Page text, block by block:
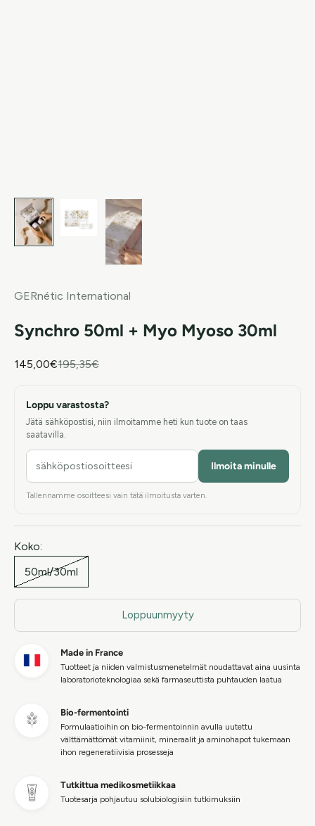
GERnétic International
Synchro 50ml + Myo Myoso 30ml
Alennushinta
145,00€Normaali hinta
195,35€
Loppu varastosta?
Jätä sähköpostisi, niin ilmoitamme heti kun tuote on taas
saatavilla.
Ilmoita minulle
Tallennamme osoitteesi vain tätä ilmoitusta varten.
Koko:
50ml/30ml
Loppuunmyyty
Made in France
Tuotteet ja niiden valmistusmenetelmät noudattavat aina uusinta
laboratorioteknologiaa sekä farmaseuttista puhtauden laatua
Bio-fermentointi
Formulaatioihin on bio-fermentoinnin avulla uutettu
välttämättömät vitamiinit, mineraalit ja aminohapot tukemaan
ihon regeneratiivisia prosesseja
Tutkittua medikosmetiikkaa
Tuotesarja pohjautuu solubiologisiin tutkimuksiin